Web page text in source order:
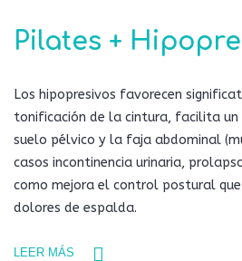
Pilates +
Los hipopresivos favorecen
tonificación de la cintura, facilita
suelo pélvico y la faja abdominal
casos incontinencia urinaria,
como mejora el control postural
dolores de espalda.
LEER MÁS